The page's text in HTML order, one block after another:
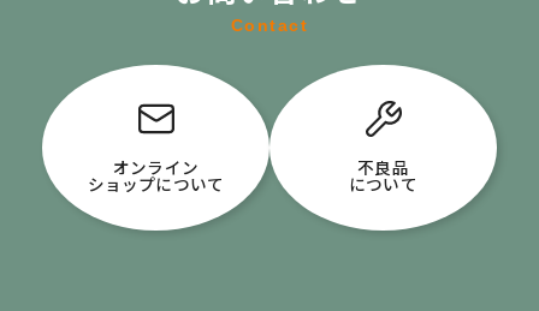
Contact
オンライン
ショップについて
不良品
について